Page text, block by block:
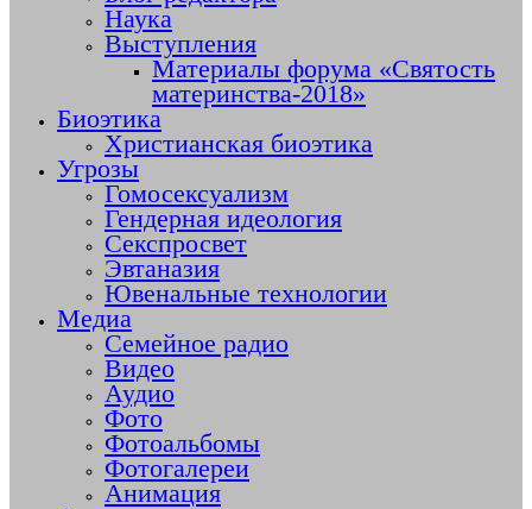
Наука
Выступления
Материалы форума «Святость
материнства-2018»
Биоэтика
Христианская биоэтика
Угрозы
Гомосексуализм
Гендерная идеология
Секспросвет
Эвтаназия
Ювенальные технологии
Медиа
Семейное радио
Видео
Аудио
Фото
Фотоальбомы
Фотогалереи
Анимация